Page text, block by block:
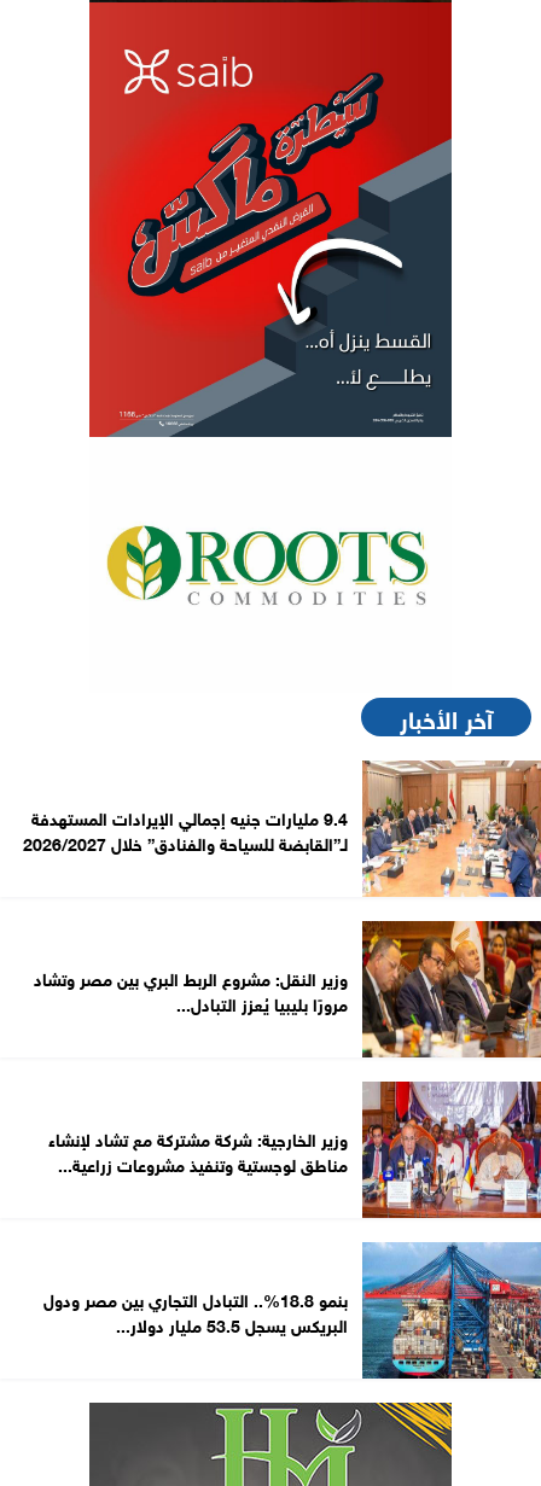
آخر الأخبار
9.4 مليارات جنيه إجمالي الإيرادات المستهدفة
لـ”القابضة للسياحة والفنادق” خلال 2026/2027
وزير النقل: مشروع الربط البري بين مصر وتشاد
مرورًا بليبيا يُعزز التبادل...
وزير الخارجية: شركة مشتركة مع تشاد لإنشاء
مناطق لوجستية وتنفيذ مشروعات زراعية...
بنمو 18.8%.. التبادل التجاري بين مصر ودول
البريكس يسجل 53.5 مليار دولار...